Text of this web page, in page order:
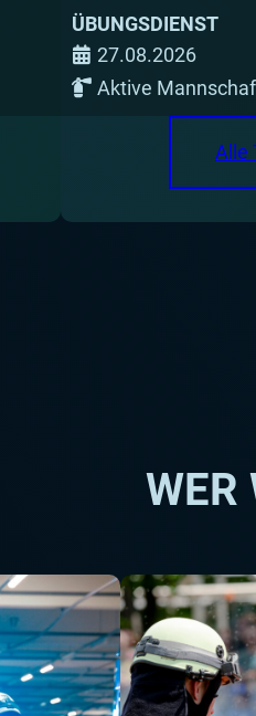
ÜBUNGSDIENST
27.08.2026
Aktive
Alle
WER